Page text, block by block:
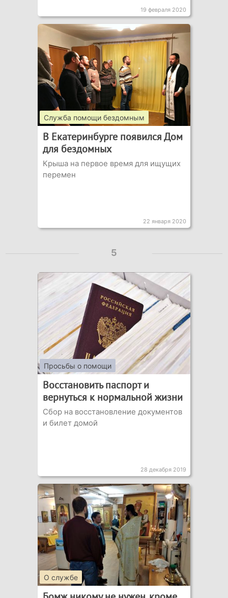
19 февраля 2020
Служба помощи бездомным
В Екатеринбурге появился Дом
для бездомных
Крыша на первое время для ищущих
перемен
22 января 2020
5
Просьбы о помощи
Восстановить паспорт и
вернуться к нормальной жизни
Сбор на восстановление документов
и билет домой
28 декабря 2019
О службе